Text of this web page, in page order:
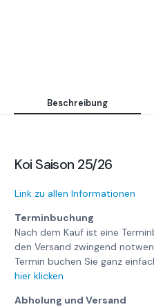
Beschreibung
Koi Saison 25/26
Link zu allen Informationen
Terminbuchung
Nach dem Kauf ist eine
den Versand zwingend
Termin buchen Sie ganz
hier klicken
Abholung und Versand